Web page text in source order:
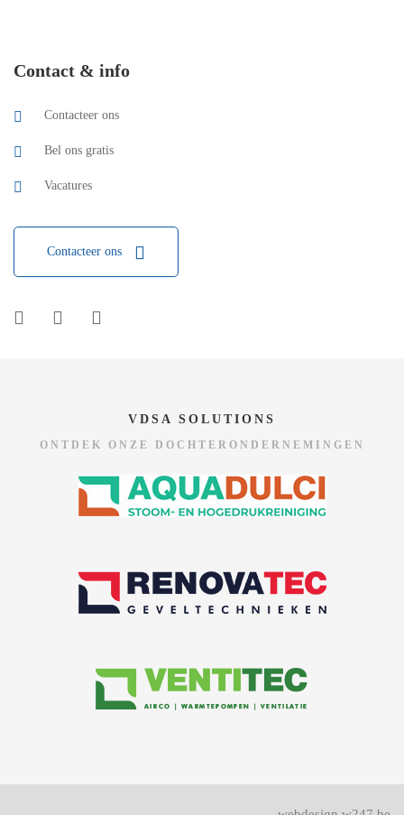
Contact & info
Contacteer ons
Bel ons gratis
Vacatures
Contacteer ons
VDSA SOLUTIONS
ONTDEK ONZE DOCHTERONDERNEMINGEN